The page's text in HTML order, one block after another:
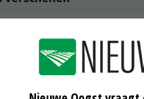
die voor overlast
wolven kiezen vaker